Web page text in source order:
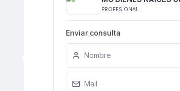
PROFESIONAL
Enviar consulta
Nombre
Mail